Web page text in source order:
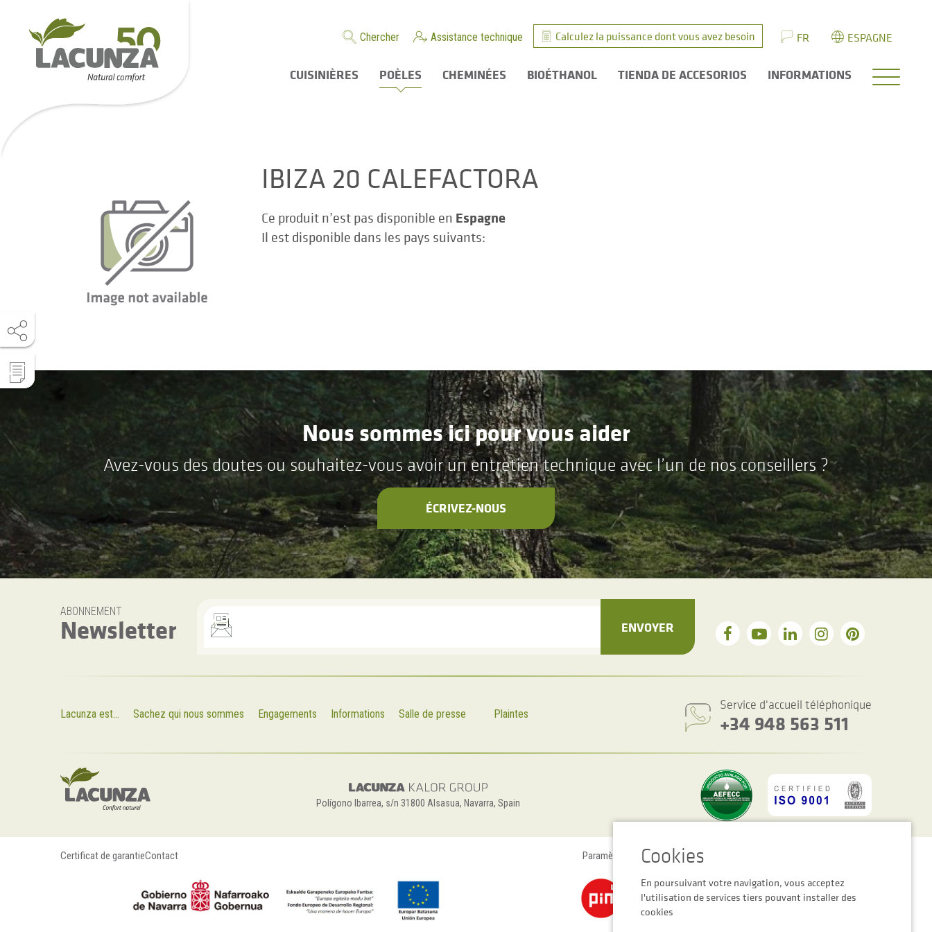
Chercher Assistance technique Calculez la puissance dont vous avez besoin FR ESPAGNE
CUISINIÈRES POÈLES CHEMINÉES BIOÉTHANOL TIENDA DE ACCESORIOS INFORMATIONS
IBIZA 20 CALEFACTORA
Ce produit n’est pas disponible en Espagne
Il est disponible dans les pays suivants:
Nous sommes ici pour vous aider
Avez-vous des doutes ou souhaitez-vous avoir un entretien technique avec l’un de nos conseillers ?
ÉCRIVEZ-NOUS
ABONNEMENT
Newsletter ENVOYER
Lacunza est... Sachez qui nous sommes Engagements Informations Salle de presse Plaintes
Service d'accueil téléphonique
+34 948 563 511
Polígono Ibarrea, s/n 31800 Alsasua, Navarra, Spain
Certificat de garantieContact Paramètres des cookiesAvertissement Légal
En poursuivant votre navigation, vous acceptez
l'utilisation de services tiers pouvant installer des
cookies